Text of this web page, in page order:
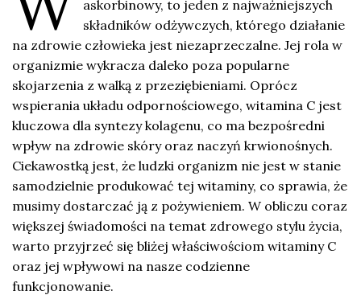
askorbinowy, to jeden z najważniejszych
składników odżywczych, którego działanie
na zdrowie człowieka jest niezaprzeczalne. Jej rola w
organizmie wykracza daleko poza popularne
skojarzenia z walką z przeziębieniami. Oprócz
wspierania układu odpornościowego, witamina C jest
kluczowa dla syntezy kolagenu, co ma bezpośredni
wpływ na zdrowie skóry oraz naczyń krwionośnych.
Ciekawostką jest, że ludzki organizm nie jest w stanie
samodzielnie produkować tej witaminy, co sprawia, że
musimy dostarczać ją z pożywieniem. W obliczu coraz
większej świadomości na temat zdrowego stylu życia,
warto przyjrzeć się bliżej właściwościom witaminy C
oraz jej wpływowi na nasze codzienne
funkcjonowanie.